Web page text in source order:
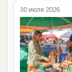
30 июля 2026